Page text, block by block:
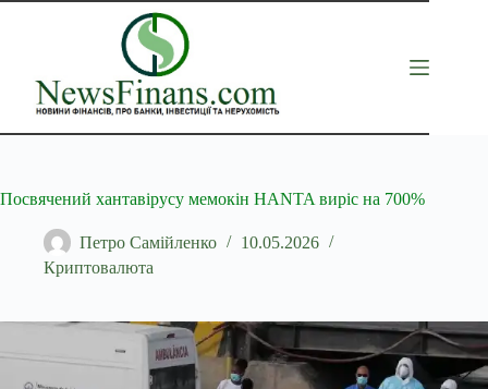
Перейти
Посвячений хантавірусу мемокін HANTA виріс на 700%
Петро Самійленко
10.05.2026
Криптовалюта